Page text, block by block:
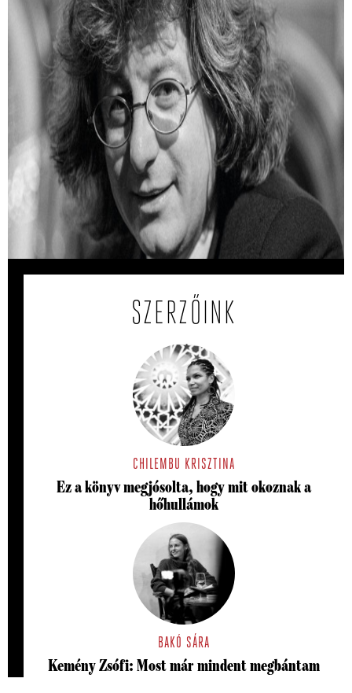
Hogyan készült Esterházy Péter legendás
Ottlik-másolata?
Esterházy Péter 1982-ben egy papírra lemásolta Ottlik
Géza kultikus regényét.
SZERZŐINK
CHILEMBU KRISZTINA
Ez a könyv megjósolta, hogy mit okoznak a
hőhullámok
BAKÓ SÁRA
Kemény Zsófi: Most már mindent megbántam